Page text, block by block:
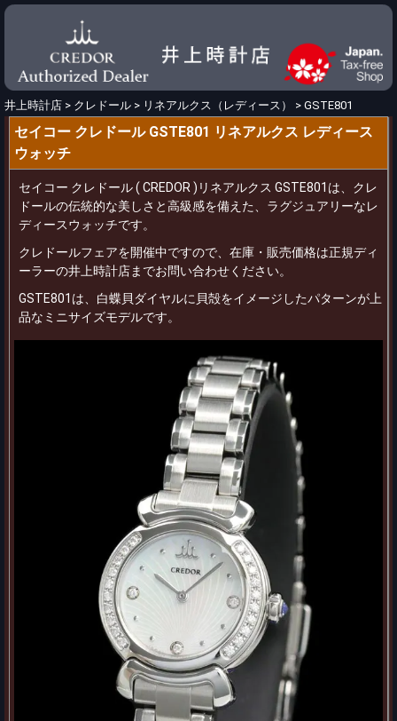
井上時計店 > クレドール > リネアルクス（レディース） > GSTE801
セイコー クレドール GSTE801 リネアルクス レディース
ウォッチ
セイコー クレドール ( CREDOR )リネアルクス GSTE801は、クレ
ドールの伝統的な美しさと高級感を備えた、ラグジュアリーなレ
ディースウォッチです。
クレドールフェアを開催中ですので、在庫・販売価格は正規ディ
ーラーの井上時計店までお問い合わせください。
GSTE801は、白蝶貝ダイヤルに貝殻をイメージしたパターンが上
品なミニサイズモデルです。